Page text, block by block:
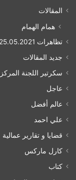
المقالات
همام الهمام
تظاهرات 25.05.2021
جديد المقالات
سكرتير اللجنة
عاجل
عالم أفضل
علي احمد
قضايا و تقارير عمالية
كارل ماركس
كتاب